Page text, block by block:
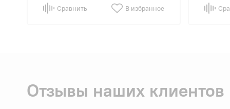
Сравнить В избранное
Отзывы наших клиентов